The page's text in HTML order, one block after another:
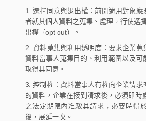
1. 選擇同意與退出權：前開適用對象應
者就其個人資料之蒐集、處理，行使選
出權（opt out）。
2. 資料蒐集與利用透明度：要求企業蒐
資料當事人蒐集目的、利用範圍以及可
取得其同意。
3. 控制權：資料當事人有權向企業請求
的資料，企業在接到請求後，必須即時
之法定期限內准駁其請求；必要時得
後，展延一次。